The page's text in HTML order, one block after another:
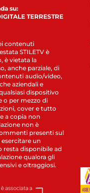
su:
TERRESTRE
contenuti
STILETV è
è vietata la
anche parziale, di
audio/video,
aziendali e
dispositivo
o per mezzo di
cover e tutto
a copia non
non è
presenti sul
un
disponibile ad
qualora gli
e oltraggiosi.